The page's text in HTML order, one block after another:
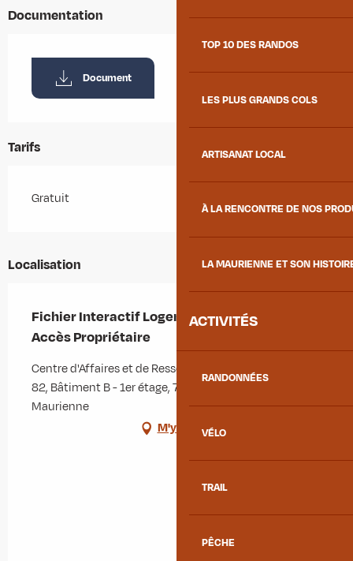
TOP 10 DES RANDOS
LES PLUS GRANDS COLS
ARTISANAT LOCAL
À LA RENCONTRE DE NOS
LA MAURIENNE ET SON
ACTIVITÉS
RANDONNÉES
VÉLO
TRAIL
PÊCHE
Documentation
Document
Tarifs
Gratuit
Localisation
Fichier Interactif Logement (FIL Maurienne) -
Accès Propriétaire
Centre d'Affaires et de Ressources, Avenue d'Italie - BP
82, Bâtiment B - 1er étage, 73303 Saint-Jean-de-
Maurienne
M'y rendre